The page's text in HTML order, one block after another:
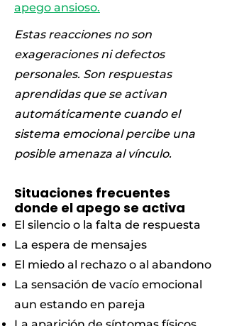
apego ansioso.
Estas reacciones no son
exageraciones ni defectos
personales. Son respuestas
aprendidas que se activan
automáticamente cuando el
sistema emocional percibe una
posible amenaza al vínculo.
Situaciones frecuentes
donde el apego se activa
El silencio o la falta de respuesta
La espera de mensajes
El miedo al rechazo o al abandono
La sensación de vacío emocional
aun estando en pareja